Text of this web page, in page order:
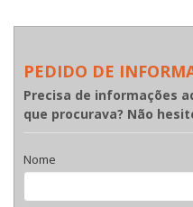
PEDIDO DE
Precisa de informações
que procurava? Não
Nome